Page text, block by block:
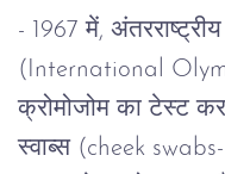
- 1967 में, अंतरराष्ट्रीय
(International
क्रोमोजोम का टेस्ट
स्वाब्स (cheek